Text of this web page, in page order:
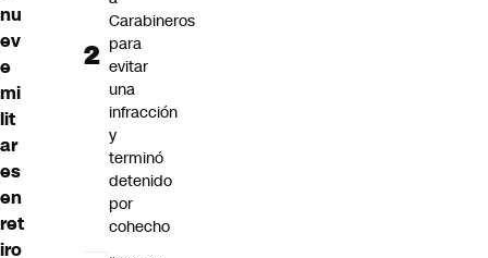
nu
ev
e
mi
lit
ar
es
en
ret
iro
Carabineros
para
evitar
una
infracción
y
terminó
detenido
por
cohecho